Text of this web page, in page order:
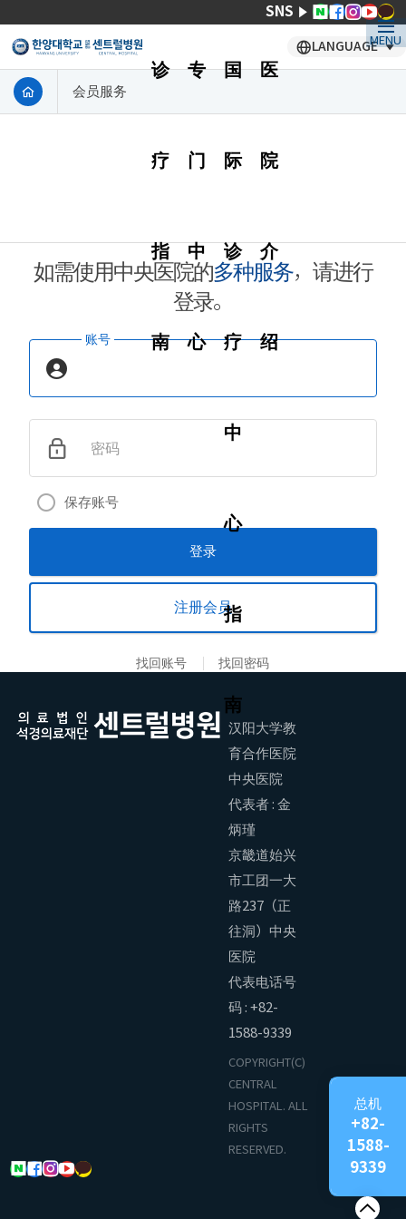
SNS
诊
疗
指
南
专
门
中
心
国
际
诊
疗
中
心
指
南
医
院
介
绍
LANGUAGEMENU
总机
+82-
1588-
9339
会员服务
如需使用中央医院的多种服务，请进行
登录。
账号
密码
保存账号
登录
注册会员
找回账号 找回密码
汉阳大学教
育合作医院
中央医院
代表者 : 金
炳瑾
京畿道始兴
市工团一大
路237（正
往洞）中央
医院
代表电话号
码 : +82-
1588-9339
COPYRIGHT(C)
CENTRAL
HOSPITAL. ALL
RIGHTS
RESERVED.